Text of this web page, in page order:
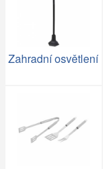
Zahradní osvětlení